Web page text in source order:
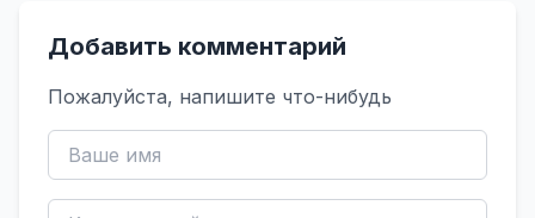
Добавить комментарий
Пожалуйста, напишите что-нибудь